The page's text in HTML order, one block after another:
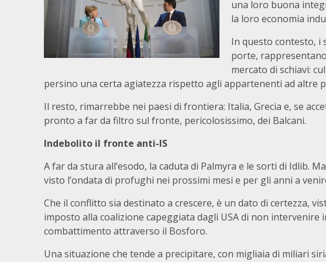
una loro buona
la loro economia
In questo contesto, i
porte,
mercato di schiavi:
persino una certa agiatezza rispetto agli appartenenti ad altre
Il resto, rimarrebbe nei paesi di frontiera: Italia, Grecia e, se
pronto a far da filtro sul fronte, pericolosissimo, dei Balcani.
Indebolito il fronte anti-IS
A far da stura all’esodo, la caduta di Palmyra e le sorti di Idlib.
visto l’ondata di profughi nei prossimi mesi e per gli anni a
Che il conflitto sia destinato a crescere, è un dato di certezza,
imposto alla coalizione capeggiata dagli USA di non intervenire
combattimento attraverso il Bosforo.
Una situazione che tende a precipitare, con migliaia di miliari